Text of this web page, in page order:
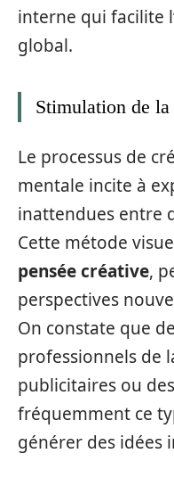
interne qui facilite
global.
Stimulation de
Le processus de
mentale incite à
inattendues entre
Cette métode
pensée créative,
perspectives
On constate que
professionnels de
publicitaires ou
fréquemment ce
générer des idées